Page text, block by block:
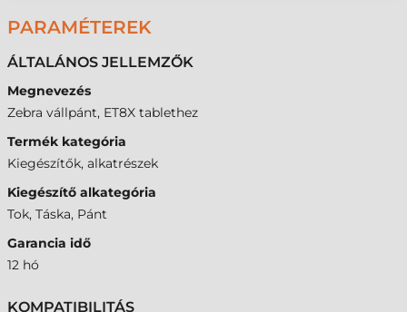
PARAMÉTEREK
ÁLTALÁNOS JELLEMZŐK
Megnevezés
Zebra vállpánt, ET8X tablethez
Termék kategória
Kiegészítők, alkatrészek
Kiegészítő alkategória
Tok, Táska, Pánt
Garancia idő
12 hó
KOMPATIBILITÁS